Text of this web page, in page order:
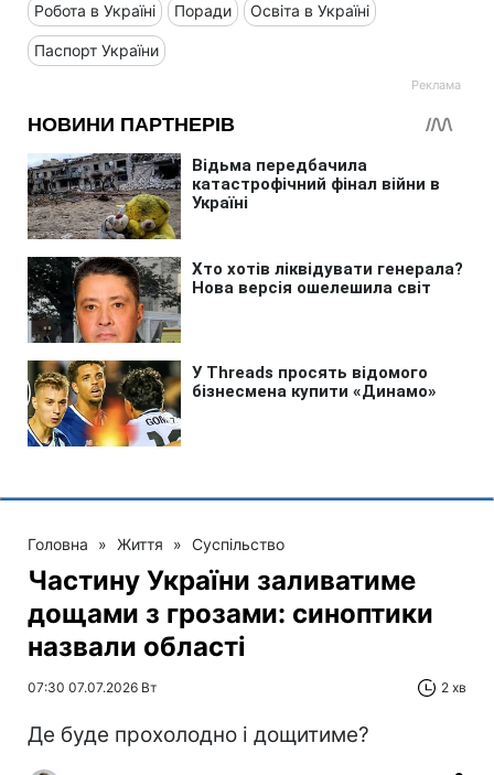
Робота в Україні Поради Освіта в Україні
Паспорт України
Головна » Життя » Суспільство
Частину України заливатиме
дощами з грозами: синоптики
назвали області
07:30 07.07.2026 Вт 2 хв
Де буде прохолодно і дощитиме?